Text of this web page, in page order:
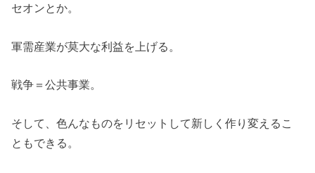
セオンとか。
軍需産業が莫大な利益を上げる。
戦争＝公共事業。
そして、色んなものをリセットして新しく作り変えるこ
ともできる。